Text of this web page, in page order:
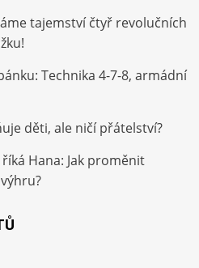
tajemství čtyř revolučních
Technika 4-7-8, armádní
děti, ale ničí přátelství?
říká Hana: Jak proměnit